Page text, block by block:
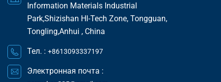
Information Materials Industrial
Park,Shizishan Hl-Tech Zone, Tongguan,
Tongling,Anhui , China
Тел. : +8613093337197
Электронная почта :